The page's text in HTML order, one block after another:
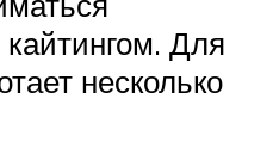
Для
несколько